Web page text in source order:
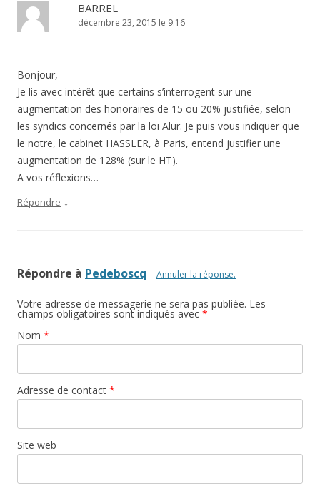
BARREL
décembre 23, 2015 le 9:16
Bonjour,
Je lis avec intérêt que certains s’interrogent sur une
augmentation des honoraires de 15 ou 20% justifiée, selon
les syndics concernés par la loi Alur. Je puis vous indiquer que
le notre, le cabinet HASSLER, à Paris, entend justifier une
augmentation de 128% (sur le HT).
A vos réflexions…
Répondre ↓
Répondre à Pedeboscq Annuler la réponse.
Votre adresse de messagerie ne sera pas publiée. Les
champs obligatoires sont indiqués avec *
Nom *
Adresse de contact *
Site web